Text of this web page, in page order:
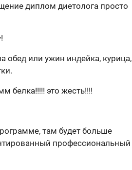
диплом диетолога просто
обед или ужин индейка, курица,
белка!!!!! это жесть!!!!
там будет больше
профессиональный